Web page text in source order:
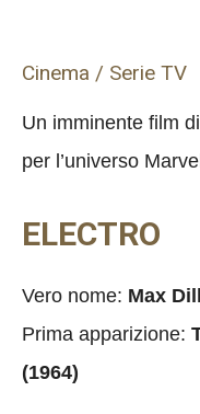
Cinema / Serie TV
Un imminente film
per l’universo
ELECTRO
Vero nome: Max
Prima apparizione:
(1964)